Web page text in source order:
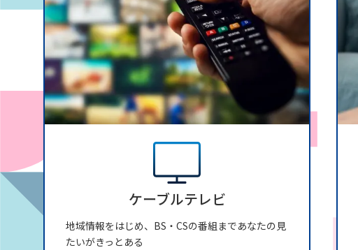
ケーブルテレビ
地域情報をはじめ、BS・CSの番組まであなたの見
たいがきっとある